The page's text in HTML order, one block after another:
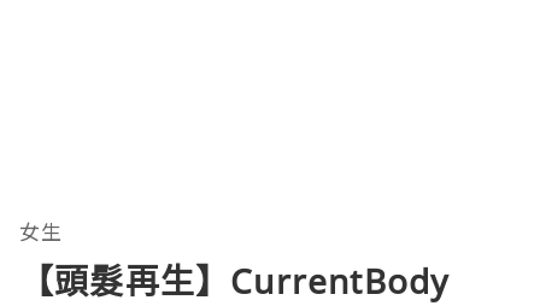
女生
【頭髮再生】CurrentBody